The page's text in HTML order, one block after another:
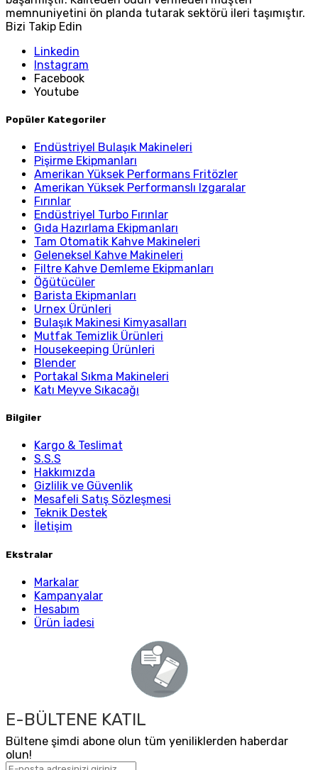
memnuniyetini ön planda tutarak sektörü ileri taşımıştır.
Bizi Takip Edin
Linkedin
Instagram
Facebook
Youtube
Popüler Kategoriler
Endüstriyel Bulaşık Makineleri
Pişirme Ekipmanları
Amerikan Yüksek Performans Fritözler
Amerikan Yüksek Performanslı Izgaralar
Fırınlar
Endüstriyel Turbo Fırınlar
Gıda Hazırlama Ekipmanları
Tam Otomatik Kahve Makineleri
Geleneksel Kahve Makineleri
Filtre Kahve Demleme Ekipmanları
Öğütücüler
Barista Ekipmanları
Urnex Ürünleri
Bulaşık Makinesi Kimyasalları
Mutfak Temizlik Ürünleri
Housekeeping Ürünleri
Blender
Portakal Sıkma Makineleri
Katı Meyve Sıkacağı
Bilgiler
Kargo & Teslimat
S.S.S
Hakkımızda
Gizlilik ve Güvenlik
Mesafeli Satış Sözleşmesi
Teknik Destek
İletişim
Ekstralar
Markalar
Kampanyalar
Hesabım
Ürün İadesi
E-BÜLTENE KATIL
Bültene şimdi abone olun tüm yeniliklerden haberdar
olun!